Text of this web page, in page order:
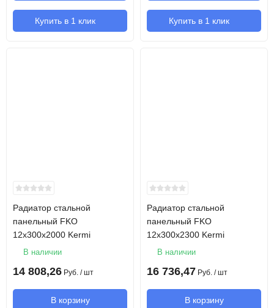
Купить в 1 клик Купить в 1 клик
Радиатор стальной
панельный FKO
12х300х2000 Kermi
В наличии
14 808,26 Руб. / шт
В корзину
Радиатор стальной
панельный FKO
12х300х2300 Kermi
В наличии
16 736,47 Руб. / шт
В корзину